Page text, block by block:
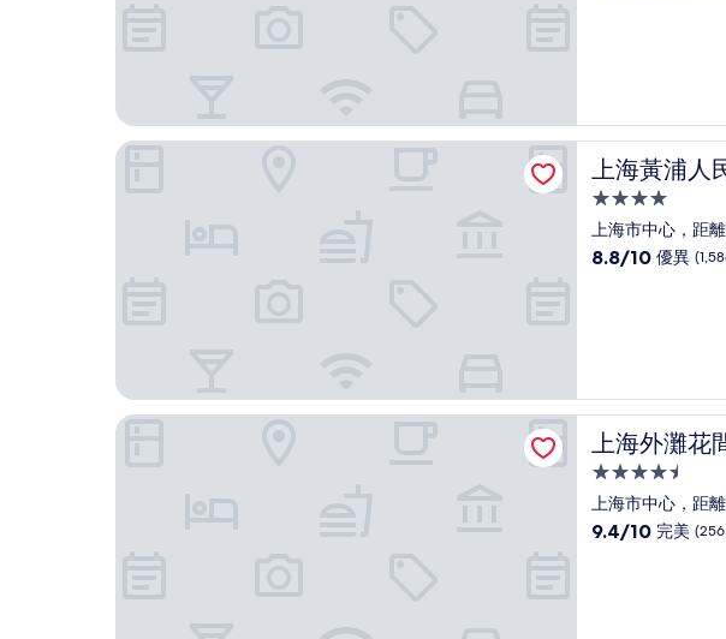
卓
越，
(1,008
則
評
價)
篇
上海黃浦人
上海黃浦人民
4.0
星
級
上海市中心，距
8.8
優
異，
(1,586
則
評
價)
篇
8.8/10 優異
上海黃浦人民廣場碧雲苑服務公寓
上海外灘花
上海外灘花間
4.5
星
級
上海市中心，距
9.4
9.4/10 完美
上海外灘花間堂酒店